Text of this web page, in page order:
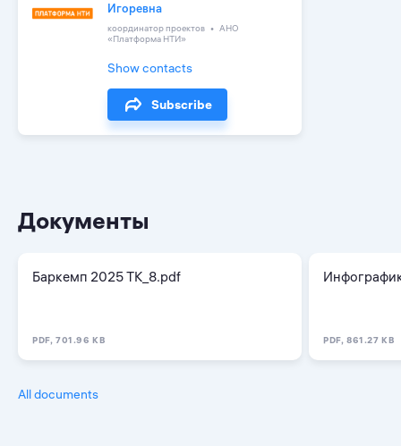
Игоревна
координатор проектов
АНО
«Платформа НТИ»
Show contacts
Subscribe
Документы
Баркемп 2025 ТК_8.pdf
PDF, 701.96 KB PDF, 861.27 KB
All documents